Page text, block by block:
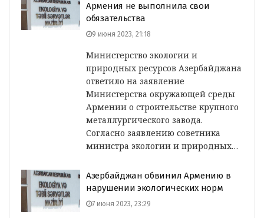
Армения не выполнила свои
обязательства
9 июня 2023, 21:18
Министерство экологии и
природных ресурсов Азербайджана
ответило на заявление
Министерства окружающей среды
Армении о строительстве крупного
металлургического завода.
Согласно заявлению советника
министра экологии и природных…
Азербайджан обвинил Армению в
нарушении экологических норм
7 июня 2023, 23:29